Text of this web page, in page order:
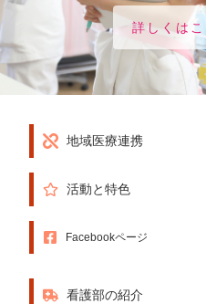
詳しくは
地域医療連携
活動と特色
Facebookページ
看護部の紹介